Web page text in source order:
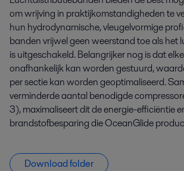
om wrijving in praktijkomstandigheden te
hun hydrodynamische, vleugelvormige
banden vrijwel geen weerstand toe als het
is uitgeschakeld. Belangrijker nog is dat
onafhankelijk kan worden gestuurd,
per sectie kan worden geoptimaliseerd.
verminderde aantal benodigde
3), maximaliseert dit de energie-efficiëntie
brandstofbesparing die OceanGlide
Download folder